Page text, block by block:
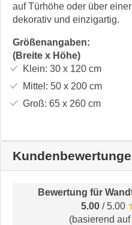
auf Türhöhe oder über
dekorativ und einzigartig.
Größenangaben:
(Breite x Höhe)
Klein: 30 x 120cm
Mittel: 50 x 200cm
Groß: 65 x 260cm
Bewertung für
5.00 / 5.00
(basierend